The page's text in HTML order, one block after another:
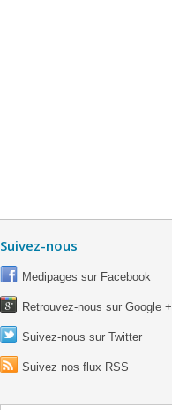
Suivez-nous
Medipages sur Facebook
Retrouvez-nous sur Google +
Suivez-nous sur Twitter
Suivez nos flux RSS